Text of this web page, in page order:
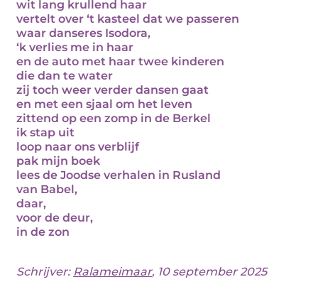
wit lang krullend haar
vertelt over ‘t kasteel dat we passeren
waar danseres Isodora,
‘k verlies me in haar
en de auto met haar twee kinderen
die dan te water
zij toch weer verder dansen gaat
en met een sjaal om het leven
zittend op een zomp in de Berkel
ik stap uit
loop naar ons verblijf
pak mijn boek
lees de Joodse verhalen in Rusland
van Babel,
daar,
voor de deur,
in de zon
Schrijver: Ralameimaar, 10 september 2025